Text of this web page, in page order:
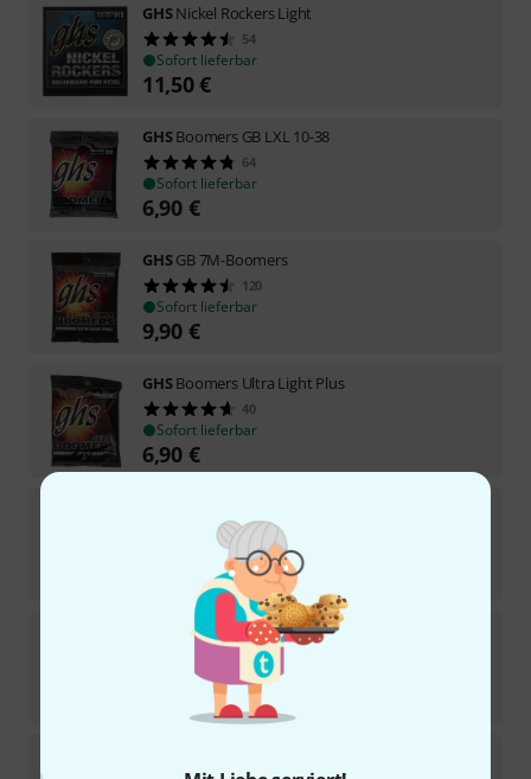
GHSNickel Rockers Light
54
Sofort lieferbar
11,50€
GHSBoomers GB LXL 10-38
64
Sofort lieferbar
6,90 €
GHSGB 7M-Boomers
120
Sofort lieferbar
9,90 €
GHSBoomers Ultra Light Plus
40
Sofort lieferbar
6,90 €
19
Sofort lieferbar
€
GBUL-Boomers
78
Sofort lieferbar